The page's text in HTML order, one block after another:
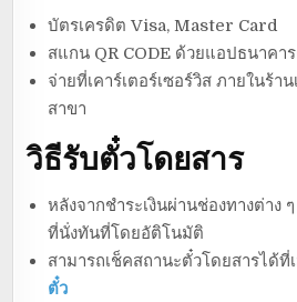
บัตรเครดิต Visa, Master Card
สแกน QR CODE ด้วยแอปธนาคาร
จ่ายที่เคาร์เตอร์เซอร์วิส ภายในร้า
สาขา
วิธีรับตั๋วโดยสาร
หลังจากชำระเงินผ่านช่องทางต่าง
ที่นั่งทันที่โดยอัติโนมัติ
สามารถเช็คสถานะตั๋วโดยสารได้ที่
ตั๋ว